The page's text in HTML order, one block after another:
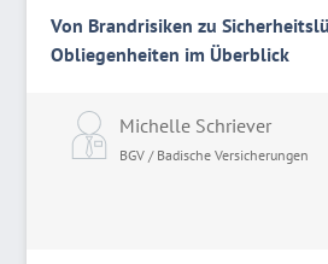
Von Brandrisiken zu
Obliegenheiten im Überblick
Michelle Schriever
BGV / Badische Versicherungen